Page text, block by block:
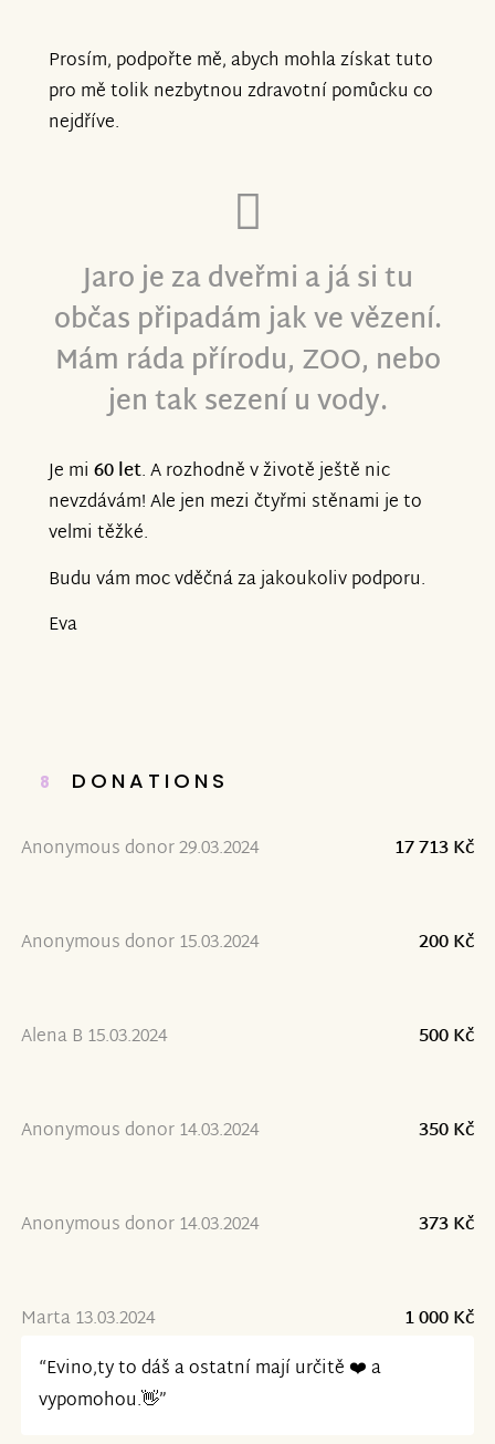
Prosím, podpořte mě, abych mohla získat tuto
pro mě tolik nezbytnou zdravotní pomůcku co
nejdříve.
Jaro je za dveřmi a já si tu
občas připadám jak ve vězení.
Mám ráda přírodu, ZOO, nebo
jen tak sezení u vody.
Je mi 60 let. A rozhodně v životě ještě nic
nevzdávám! Ale jen mezi čtyřmi stěnami je to
velmi těžké.
Budu vám moc vděčná za jakoukoliv podporu.
Eva
8 DONATIONS
Anonymous donor 29.03.2024 17 713 Kč
Anonymous donor 15.03.2024 200 Kč
Alena B 15.03.2024 500 Kč
Anonymous donor 14.03.2024 350 Kč
Anonymous donor 14.03.2024 373 Kč
Marta 13.03.2024
1 000 Kč
“Evino,ty to dáš a ostatní mají určitě ❤️ a
vypomohou.👋”